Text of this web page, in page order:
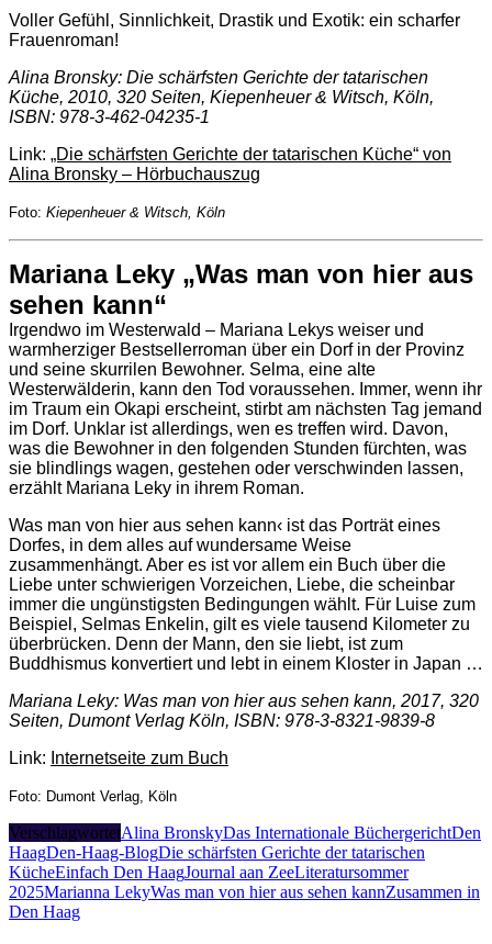
Voller Gefühl, Sinnlichkeit, Drastik und Exotik: ein scharfer
Frauenroman!
Alina Bronsky: Die schärfsten Gerichte der tatarischen
Küche, 2010, 320 Seiten, Kiepenheuer & Witsch, Köln,
ISBN: 978-3-462-04235-1
Link: „Die schärfsten Gerichte der tatarischen Küche“ von
Alina Bronsky – Hörbuchauszug
Foto: Kiepenheuer & Witsch, Köln
Mariana Leky „Was man von hier aus
sehen kann“
Irgendwo im Westerwald – Mariana Lekys weiser und
warmherziger Bestsellerroman über ein Dorf in der Provinz
und seine skurrilen Bewohner. Selma, eine alte
Westerwälderin, kann den Tod voraussehen. Immer, wenn ihr
im Traum ein Okapi erscheint, stirbt am nächsten Tag jemand
im Dorf. Unklar ist allerdings, wen es treffen wird. Davon,
was die Bewohner in den folgenden Stunden fürchten, was
sie blindlings wagen, gestehen oder verschwinden lassen,
erzählt Mariana Leky in ihrem Roman.
Was man von hier aus sehen kann‹ ist das Porträt eines
Dorfes, in dem alles auf wundersame Weise
zusammenhängt. Aber es ist vor allem ein Buch über die
Liebe unter schwierigen Vorzeichen, Liebe, die scheinbar
immer die ungünstigsten Bedingungen wählt. Für Luise zum
Beispiel, Selmas Enkelin, gilt es viele tausend Kilometer zu
überbrücken. Denn der Mann, den sie liebt, ist zum
Buddhismus konvertiert und lebt in einem Kloster in Japan …
Mariana Leky: Was man von hier aus sehen kann, 2017, 320
Seiten, Dumont Verlag Köln, ISBN: 978-3-8321-9839-8
Link: Internetseite zum Buch
Foto: Dumont Verlag, Köln
VerschlagwortetAlina BronskyDas Internationale BüchergerichtDen
HaagDen-Haag-BlogDie schärfsten Gerichte der tatarischen
KücheEinfach Den HaagJournal aan ZeeLiteratursommer
2025Marianna LekyWas man von hier aus sehen kannZusammen in
Den Haag